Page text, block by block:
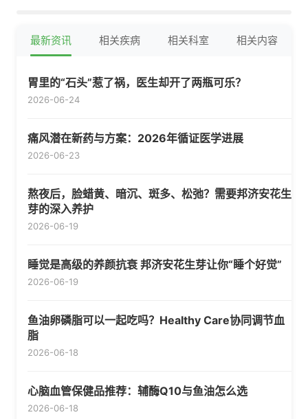
最新资讯 相关疾病 相关科室 相关内容
胃里的“石头”惹了祸，医生却开了两瓶可乐？
2026-06-24
痛风潜在新药与方案：2026年循证医学进展
2026-06-23
熬夜后，脸蜡黄、暗沉、斑多、松弛？需要邦济安花生
芽的深入养护
2026-06-19
睡觉是高级的养颜抗衰 邦济安花生芽让你“睡个好觉”
2026-06-19
鱼油卵磷脂可以一起吃吗？Healthy Care协同调节血
脂
2026-06-18
心脑血管保健品推荐：辅酶Q10与鱼油怎么选
2026-06-18